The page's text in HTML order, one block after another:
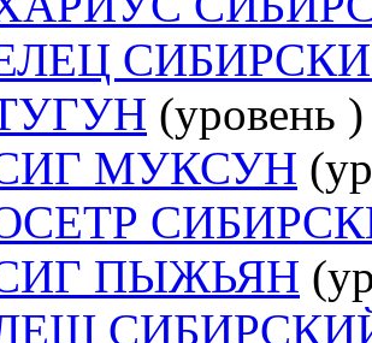
(уровень )
МУКСУН
ПЫЖЬЯН